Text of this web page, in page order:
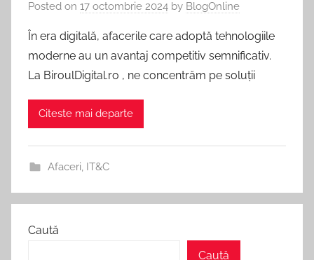
Posted on 17 octombrie 2024 by BlogOnline
În era digitală, afacerile care adoptă tehnologiile
moderne au un avantaj competitiv semnificativ.
La BiroulDigital.ro , ne concentrăm pe soluții
Citeste mai departe
Afaceri, IT&C
Caută
Caută